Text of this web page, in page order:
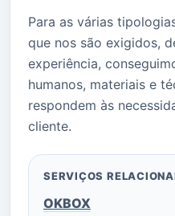
Para as várias
que nos são exigidos,
experiência,
humanos, materiais e
respondem às
cliente.
SERVIÇOS
OKBOX